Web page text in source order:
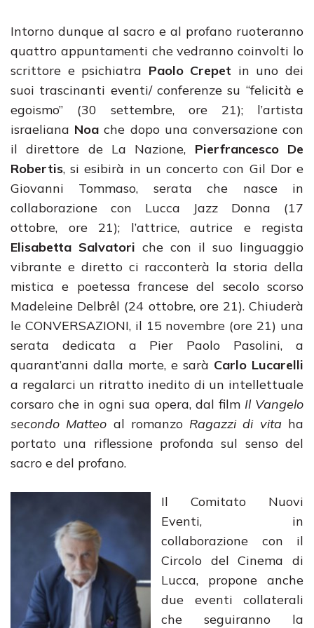
Intorno dunque al sacro e al profano ruoteranno
quattro appuntamenti che vedranno coinvolti lo
scrittore e psichiatra Paolo Crepet in uno dei
suoi trascinanti eventi/ conferenze su “felicità e
egoismo” (30 settembre, ore 21); l’artista
israeliana Noa che dopo una conversazione con
il direttore de La Nazione, Pierfrancesco De
Robertis, si esibirà in un concerto con Gil Dor e
Giovanni Tommaso, serata che nasce in
collaborazione con Lucca Jazz Donna (17
ottobre, ore 21); l’attrice, autrice e regista
Elisabetta Salvatori che con il suo linguaggio
vibrante e diretto ci racconterà la storia della
mistica e poetessa francese del secolo scorso
Madeleine Delbrêl (24 ottobre, ore 21). Chiuderà
le CONVERSAZIONI, il 15 novembre (ore 21) una
serata dedicata a Pier Paolo Pasolini, a
quarant’anni dalla morte, e sarà Carlo Lucarelli
a regalarci un ritratto inedito di un intellettuale
corsaro che in ogni sua opera, dal film Il Vangelo
secondo Matteo al romanzo Ragazzi di vitaha
portato una riflessione profonda sul senso del
sacro e del profano.
Il Comitato Nuovi
Eventi, in
collaborazione con il
Circolo del Cinema di
Lucca, propone anche
due eventi collaterali
che seguiranno la